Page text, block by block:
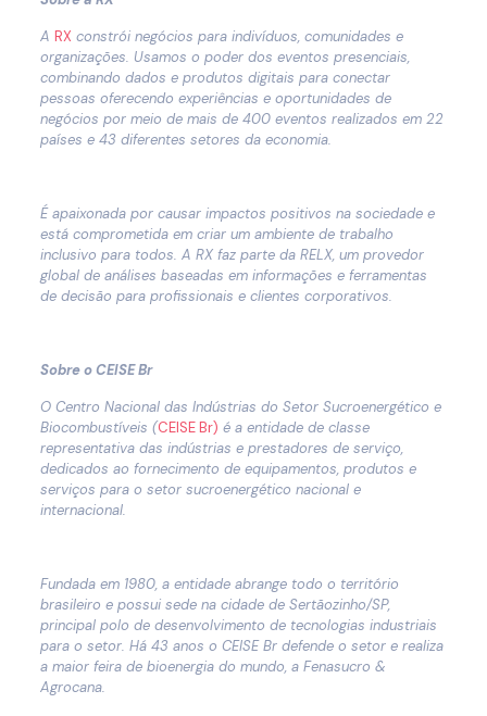
A RX constrói negócios para indivíduos, comunidades e
organizações. Usamos o poder dos eventos presenciais,
combinando dados e produtos digitais para conectar
pessoas oferecendo experiências e oportunidades de
negócios por meio de mais de 400 eventos realizados em 22
países e 43 diferentes setores da economia.
É apaixonada por causar impactos positivos na sociedade e
está comprometida em criar um ambiente de trabalho
inclusivo para todos. A RX faz parte da RELX, um provedor
global de análises baseadas em informações e ferramentas
de decisão para profissionais e clientes corporativos.
Sobre o CEISE Br
O Centro Nacional das Indústrias do Setor Sucroenergético e
Biocombustíveis (CEISE Br) é a entidade de classe
representativa das indústrias e prestadores de serviço,
dedicados ao fornecimento de equipamentos, produtos e
serviços para o setor sucroenergético nacional e
internacional.
Fundada em 1980, a entidade abrange todo o território
brasileiro e possui sede na cidade de Sertãozinho/SP,
principal polo de desenvolvimento de tecnologias industriais
para o setor. Há 43 anos o CEISE Br defende o setor e realiza
a maior feira de bioenergia do mundo, a Fenasucro &
Agrocana.